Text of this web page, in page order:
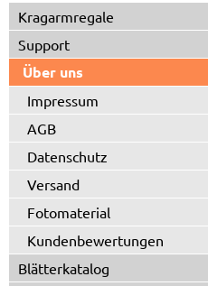
Kragarmregale
Support
Über uns
Impressum
AGB
Datenschutz
Versand
Fotomaterial
Kundenbewertungen
Blätterkatalog